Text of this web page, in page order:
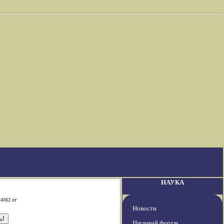
от
НАУКА
Новости